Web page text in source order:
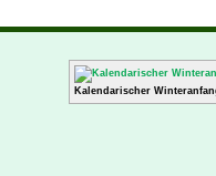
Kalendarischer